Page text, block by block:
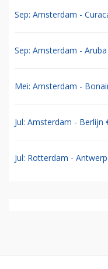
Sep: Amsterdam -
Sep: Amsterdam -
Mei: Amsterdam -
Jul: Amsterdam - Berlijn
Jul: Rotterdam -